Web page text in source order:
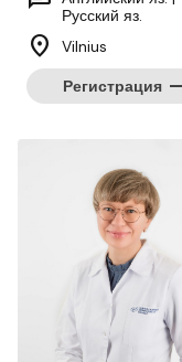
Русский яз.
location_on
Vilnius
Регистрация